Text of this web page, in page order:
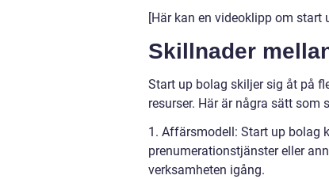
[Här kan en videoklipp om start
Skillnader
Start up bolag skiljer sig åt på
resurser. Här är några sätt som
1. Affärsmodell: Start up bolag
prenumerationstjänster eller
verksamheten igång.